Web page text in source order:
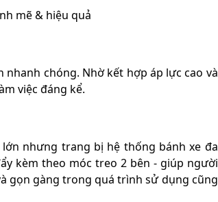
mẽ & hiệu quả
chóng. Nhờ kết hợp áp lực cao và
việc đáng kể.
nhưng trang bị hệ thống bánh xe đa
kèm theo móc treo 2 bên - giúp người
gọn gàng trong quá trình sử dụng cũng